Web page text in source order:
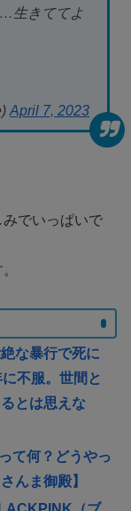
生きててよ
April 7, 2023
でいっぱいで
な暴行で死に
不服。世間と
とは思えな
て何？どうやっ
んま御殿】